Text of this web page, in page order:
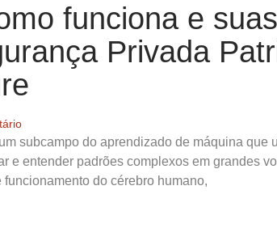
funciona e suas
Privada
subcampo do aprendizado de máquina que
e entender padrões complexos em grandes
do cérebro humano,